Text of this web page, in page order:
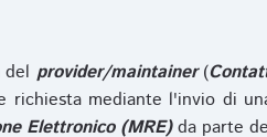
del provider/maintainer(
richiesta mediante l'invio di
Elettronico (MRE)da parte